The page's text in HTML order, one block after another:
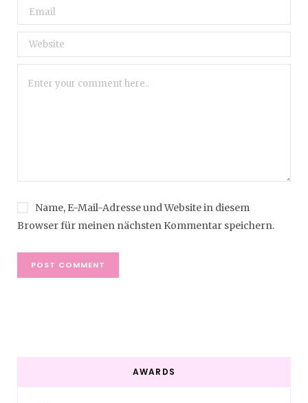
Name, E-Mail-Adresse und Website in diesem
Browser für meinen nächsten Kommentar speichern.
AWARDS